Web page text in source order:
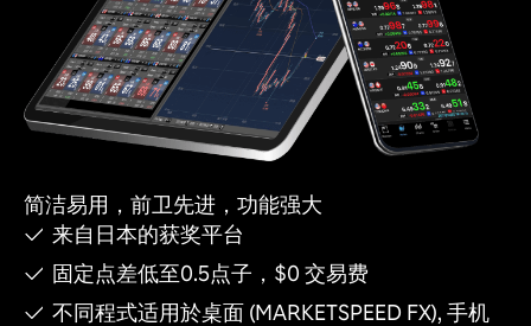
简洁易用，前卫先进，功能强大
来自日本的获奖平台
固定点差低至0.5点子，$0 交易费
不同程式适用於桌面 (MARKETSPEED FX), 手机